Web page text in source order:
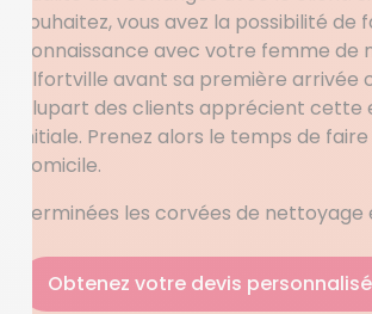
souhaitez, vous avez la possibilité de
connaissance avec votre femme de
Alfortville avant sa première arrivée
plupart des clients apprécient cette
initiale. Prenez alors le temps de
domicile.
Terminées les corvées de nettoyage
Obtenez votre devis personnalisé